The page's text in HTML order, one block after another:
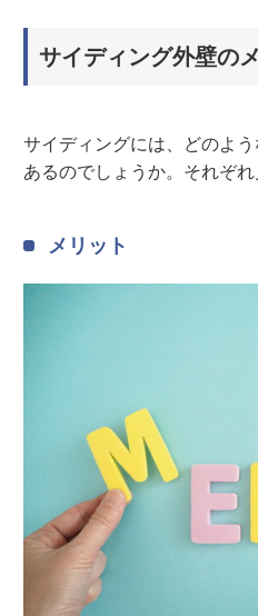
サイディング外壁の
サイディングには、どのよ
あるのでしょうか。それぞれ
メリット